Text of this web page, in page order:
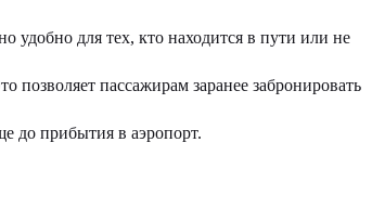
удобно для тех, кто находится в пути или не
пассажирам заранее забронировать
до прибытия в аэропорт.